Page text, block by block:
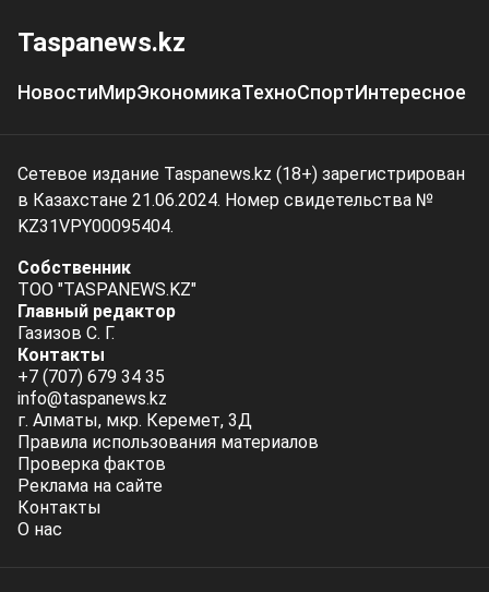
Taspanews.kz
НовостиМирЭкономикаТехноСпортИнтересное
Сетевое издание Taspanews.kz (18+) зарегистрирован
в Казахстане 21.06.2024. Номер свидетельства №
KZ31VPY00095404.
Собственник
ТОО "TASPANEWS.KZ"
Главный редактор
Газизов С. Г.
Контакты
+7 (707) 679 34 35
info@taspanews.kz
г. Алматы, мкр. Керемет, 3Д
Правила использования материалов
Проверка фактов
Реклама на сайте
Контакты
О нас